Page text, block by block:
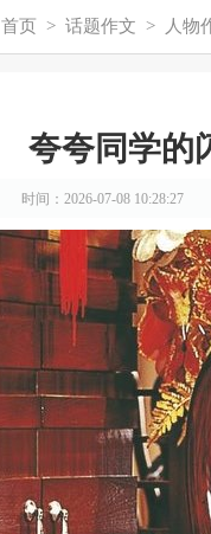
首页 > 话题作文 > 人物
夸夸同学的
时间：2026-07-08 10:28:27